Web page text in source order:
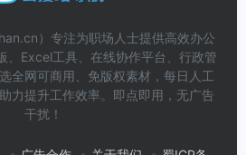
）专注为职场人士提供高效办公
、Excel工具、在线协作平台、行政管
全网可商用、免版权素材，每日人工
力提升工作效率。即点即用，无广告
干扰！